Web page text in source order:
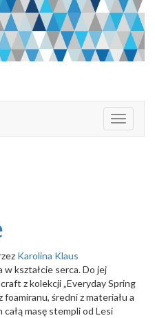
T
o
t
i
Karolina Klaus
w kształcie serca. Do jej
z kolekcji „Everyday Spring
foamiranu, średni z materiału a
masę stempli od Lesi